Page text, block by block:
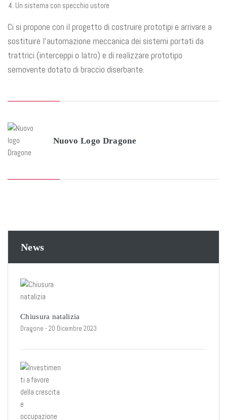
Un sistema con specchio ustore
Ci si propone con il progetto di costruire prototipi e arrivare a
sostituire l’automazione meccanica dei sistemi portati da
trattrici (interceppi o latro) e di realizzare prototipo
semovente dotato di braccio diserbante.
Nuovo Logo Dragone
News
Chiusura natalizia
Dragone - 20 Dicembre 2023